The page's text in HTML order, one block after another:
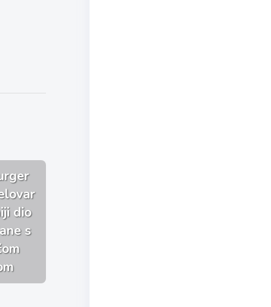
dio
s